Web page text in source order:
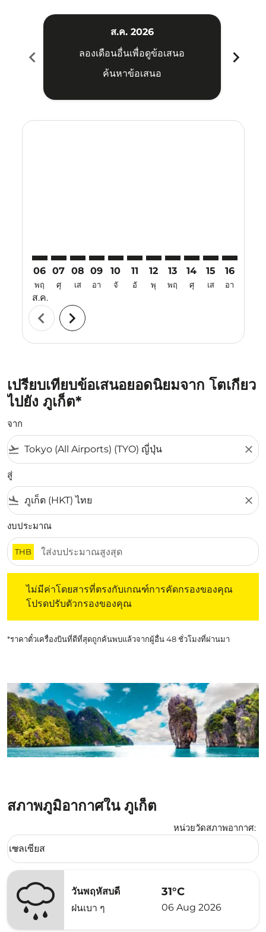
chevron_left
ส.ค. 2026
ลองเดือนอื่นเพื่อดูข้อเสนอ
ค้นหาข้อเสนอ
chevron_right
06
พฤ
ส.ค.
07
ศุ
08
เส
09
อา
10
จั
11
อั
12
พุ
13
พฤ
14
ศุ
15
เส
16
อา
chevron_left chevron_right
เปรียบเทียบข้อเสนอยอดนิยมจาก โตเกียว
ไปยัง ภูเก็ต*
จาก
flight_takeoff close
สู่
flight_land close
งบประมาณ
THB
ไม่มีค่าโดยสารที่ตรงกับเกณฑ์การคัดกรองของคุณ
โปรดปรับตัวกรองของคุณ
*ราคาตั๋วเครื่องบินที่ดีที่สุดถูกค้นพบแล้วจากผู้อื่น 48 ชั่วโมงที่ผ่านมา
สภาพภูมิอากาศใน ภูเก็ต
หน่วยวัดสภาพอากาศ:
Weather unit option เซลเซียส Selected
เซลเซียส
keyboard_arrow_down
วันพฤหัสบดี
ฝนเบา ๆ
31°C
06 Aug 2026